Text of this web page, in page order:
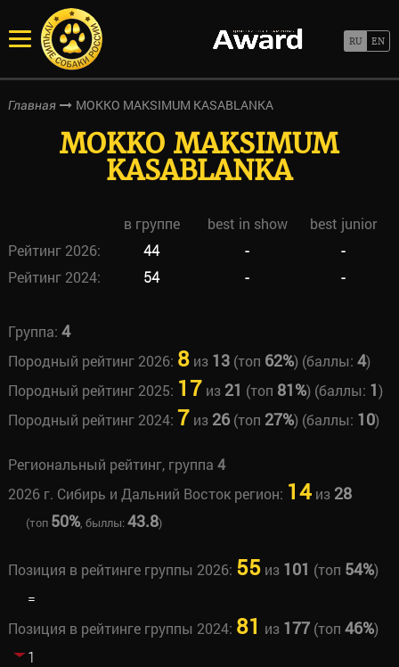
Главная MOKKO MAKSIMUM KASABLANKA
MOKKO MAKSIMUM
KASABLANKA
в группе best in show
best junior
Рейтинг 2026:
44 -
-
Рейтинг 2024:
54 - -
Группа: 4
Породный рейтинг 2026: 8из 13(топ 62%) (баллы: 4)
Породный рейтинг 2025: 17 из 21 (топ 81%) (баллы: 1)
Породный рейтинг 2024: 7 из 26(топ 27%) (баллы: 10)
Региональный рейтинг, группа 4
2026 г. Сибирь и Дальний Восток регион: 14из 28
(топ 50%, быллы:43.8)
Позиция в рейтинге группы 2026: 55из 101 (топ 54%)
=
Позиция в рейтинге группы 2024: 81 из 177(топ 46%)
1